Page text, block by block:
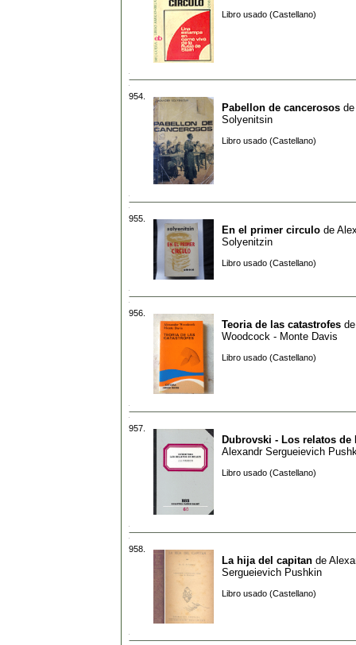
Libro usado (Castellano)
954.
Pabellon de cancerosos de
Solyenitsin
Libro usado (Castellano)
955.
En el primer circulo de
Solyenitzin
Libro usado (Castellano)
956.
Teoria de las catastrofes
Woodcock - Monte Davis
Libro usado (Castellano)
957.
Dubrovski - Los relatos de
Alexandr Sergueievich
Libro usado (Castellano)
958.
La hija del capitan de
Sergueievich Pushkin
Libro usado (Castellano)